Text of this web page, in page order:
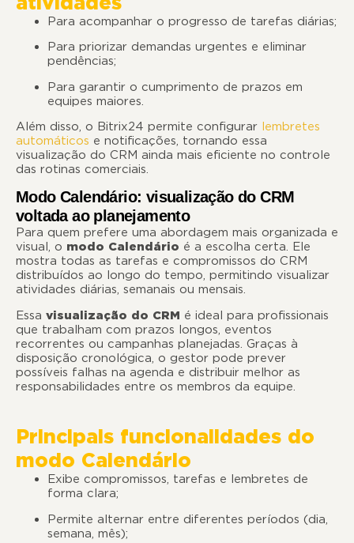
Para acompanhar o progresso de tarefas diárias;
Para priorizar demandas urgentes e eliminar
pendências;
Para garantir o cumprimento de prazos em
equipes maiores.
Além disso, o Bitrix24 permite configurar lembretes
automáticos e notificações, tornando essa
visualização do CRM ainda mais eficiente no controle
das rotinas comerciais.
Modo Calendário: visualização do CRM
voltada ao planejamento
Para quem prefere uma abordagem mais organizada e
visual, o modo Calendário é a escolha certa. Ele
mostra todas as tarefas e compromissos do CRM
distribuídos ao longo do tempo, permitindo visualizar
atividades diárias, semanais ou mensais.
Essa visualização do CRM é ideal para profissionais
que trabalham com prazos longos, eventos
recorrentes ou campanhas planejadas. Graças à
disposição cronológica, o gestor pode prever
possíveis falhas na agenda e distribuir melhor as
responsabilidades entre os membros da equipe.
Principais funcionalidades do
modo Calendário
Exibe compromissos, tarefas e lembretes de
forma clara;
Permite alternar entre diferentes períodos (dia,
semana, mês);